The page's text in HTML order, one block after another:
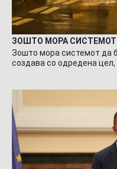
ЗОШТО МОРА СИСТЕМОТ
Зошто мора системот да
создава со одредена цел,